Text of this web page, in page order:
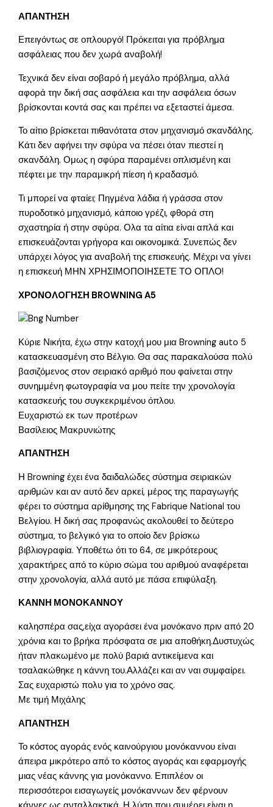
ΑΠΑΝΤΗΣΗ
Επειγόντως σε οπλουργό! Πρόκειται για πρόβλημα
ασφάλειας που δεν χωρά αναβολή!
Τεχνικά δεν είναι σοβαρό ή μεγάλο πρόβλημα, αλλά
αφορά την δική σας ασφάλεια και την ασφάλεια όσων
βρίσκονται κοντά σας και πρέπει να εξεταστεί άμεσα.
Το αίτιο βρίσκεται πιθανότατα στον μηχανισμό σκανδάλης.
Κάτι δεν αφήνει την σφύρα να πέσει όταν πιεστεί η
σκανδάλη. Ομως η σφύρα παραμένει οπλισμένη και
πέφτει με την παραμικρή πίεση ή κραδασμό.
Τι μπορεί να φταίει; Πηγμένα λάδια ή γράσσα στον
πυροδοτικό μηχανισμό, κάποιο γρέζι, φθορά στη
σχαστηρία ή στην σφύρα. Ολα τα αίτια είναι απλά και
επισκευάζονται γρήγορα και οικονομικά. Συνεπώς δεν
υπάρχει λόγος για αναβολή της επισκευής. Μέχρι να γίνει
η επισκευή ΜΗΝ ΧΡΗΣΙΜΟΠΟΙΗΣΕΤΕ ΤΟ ΟΠΛΟ!
ΧΡΟΝΟΛOΓΗΣΗ BROWNING A5
Κύριε Νικήτα, έχω στην κατοχή μου μια Browning auto 5
κατασκευασμένη στο Βέλγιο. Θα σας παρακαλούσα πολύ
βασιζόμενος στον σειριακό αριθμό που φαίνεται στην
συνημμένη φωτογραφία να μου πείτε την χρονολογία
κατασκευής του συγκεκριμένου όπλου.
Ευχαριστώ εκ των προτέρων
Βασίλειος Μακρυνιώτης
ΑΠΑΝΤΗΣΗ
Η Browning έχει ένα δαιδαλώδες σύστημα σειριακών
αριθμών και αν αυτό δεν αρκεί, μέρος της παραγωγής
φέρει το σύστημα αρίθμησης της Fabrique National του
Βελγίου. Η δική σας προφανώς ακολουθεί το δεύτερο
σύστημα, το βελγικό για το οποίο δεν βρίσκω
βιβλιογραφία. Υποθέτω ότι το 64, σε μικρότερους
χαρακτήρες από το κύριο σώμα του αριθμού αναφέρεται
στην χρονολογία, αλλά αυτό με πάσα επιφύλαξη.
ΚΑΝΝΗ ΜΟΝΟΚΑΝΝΟΥ
καλησπέρα σας,είχα αγοράσει ένα μονόκανο πριν από 20
χρόνια και το βρήκα πρόσφατα σε μια αποθήκη.Δυστυχώς
ήταν πλακωμένο με πολύ βαριά αντικείμενα και
τσαλακώθηκε η κάννη του.Αλλάζει και αν ναι συμφαίρει.
Σας ευχαριστώ πολυ για το χρόνο σας.
Με τιμή Μιχάλης
ΑΠΑΝΤΗΣΗ
Το κόστος αγοράς ενός καινούργιου μονόκαννου είναι
άπειρα μικρότερο από το κόστος αγοράς και εφαρμογής
μιας νέας κάννης για μονόκαννο. Επιπλέον οι
περισσότεροι εισαγωγείς μονόκαννων δεν φέρνουν